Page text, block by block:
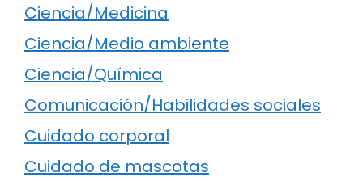
Ciencia/Medicina
Ciencia/Medio ambiente
Ciencia/Química
Comunicación/Habilidades sociales
Cuidado corporal
Cuidado de mascotas